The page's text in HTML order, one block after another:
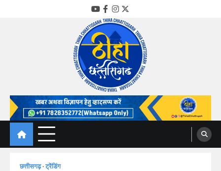
YouTube
Facebook
Instagram
Twitter
Thiha Chhattisgarh
गोठ जन-जन के
छत्तीसगढ़ ट्रेंडिंग